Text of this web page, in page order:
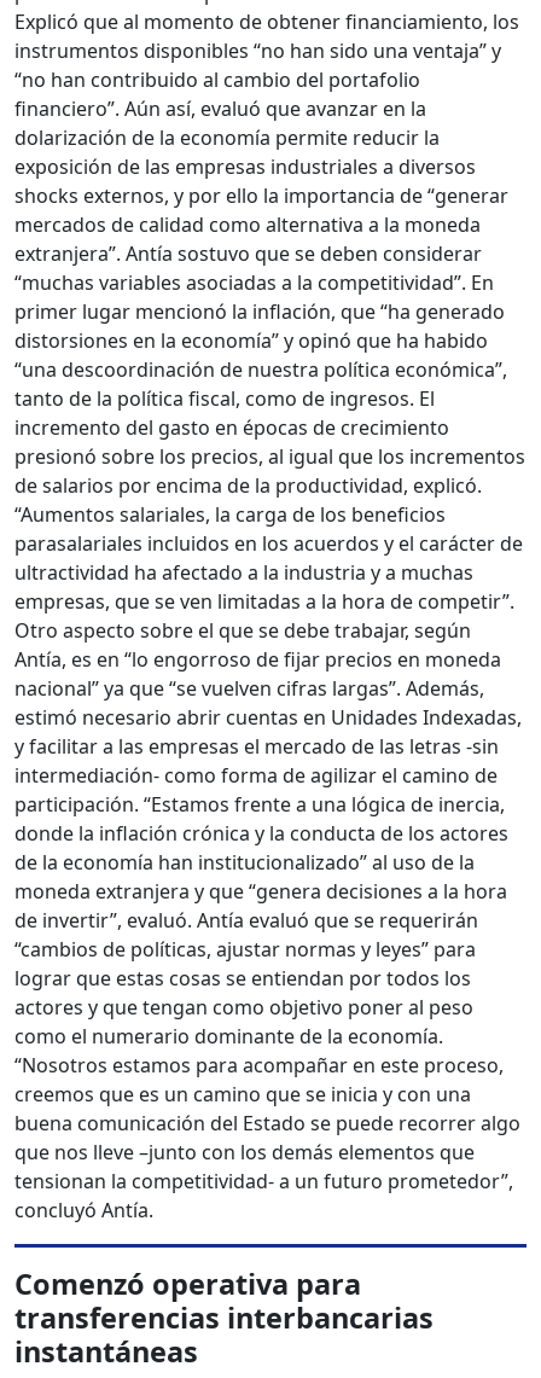
Explicó que al momento de obtener financiamiento, los
instrumentos disponibles “no han sido una ventaja” y
“no han contribuido al cambio del portafolio
financiero”. Aún así, evaluó que avanzar en la
dolarización de la economía permite reducir la
exposición de las empresas industriales a diversos
shocks externos, y por ello la importancia de “generar
mercados de calidad como alternativa a la moneda
extranjera”. Antía sostuvo que se deben considerar
“muchas variables asociadas a la competitividad”. En
primer lugar mencionó la inflación, que “ha generado
distorsiones en la economía” y opinó que ha habido
“una descoordinación de nuestra política económica”,
tanto de la política fiscal, como de ingresos. El
incremento del gasto en épocas de crecimiento
presionó sobre los precios, al igual que los incrementos
de salarios por encima de la productividad, explicó.
“Aumentos salariales, la carga de los beneficios
parasalariales incluidos en los acuerdos y el carácter de
ultractividad ha afectado a la industria y a muchas
empresas, que se ven limitadas a la hora de competir”.
Otro aspecto sobre el que se debe trabajar, según
Antía, es en “lo engorroso de fijar precios en moneda
nacional” ya que “se vuelven cifras largas”. Además,
estimó necesario abrir cuentas en Unidades Indexadas,
y facilitar a las empresas el mercado de las letras -sin
intermediación- como forma de agilizar el camino de
participación. “Estamos frente a una lógica de inercia,
donde la inflación crónica y la conducta de los actores
de la economía han institucionalizado” al uso de la
moneda extranjera y que “genera decisiones a la hora
de invertir”, evaluó. Antía evaluó que se requerirán
“cambios de políticas, ajustar normas y leyes” para
lograr que estas cosas se entiendan por todos los
actores y que tengan como objetivo poner al peso
como el numerario dominante de la economía.
“Nosotros estamos para acompañar en este proceso,
creemos que es un camino que se inicia y con una
buena comunicación del Estado se puede recorrer algo
que nos lleve –junto con los demás elementos que
tensionan la competitividad- a un futuro prometedor”,
concluyó Antía.
Comenzó operativa para
transferencias interbancarias
instantáneas